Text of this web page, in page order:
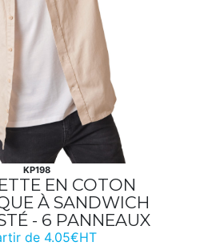
KP198
EN COTON
À SANDWICH
- 6 PANNEAUX
de 4.05€HT